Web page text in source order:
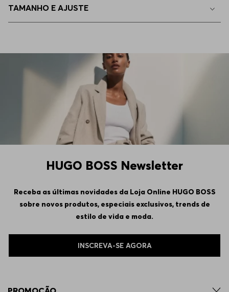
TAMANHO E AJUSTE
HUGO BOSS Newsletter
Receba as últimas novidades da Loja Online HUGO BOSS
sobre novos produtos, especiais exclusivos, trends de
estilo de vida e moda.
INSCREVA-SE AGORA